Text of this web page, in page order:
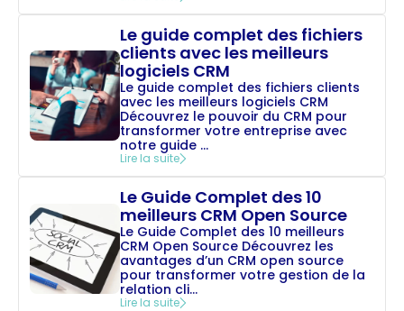
Le guide complet des fichiers
clients avec les meilleurs
logiciels CRM
Le guide complet des fichiers clients
avec les meilleurs logiciels CRM
Découvrez le pouvoir du CRM pour
transformer votre entreprise avec
notre guide ...
Lire la suite
Le Guide Complet des 10
meilleurs CRM Open Source
Le Guide Complet des 10 meilleurs
CRM Open Source Découvrez les
avantages d’un CRM open source
pour transformer votre gestion de la
relation cli...
Lire la suite